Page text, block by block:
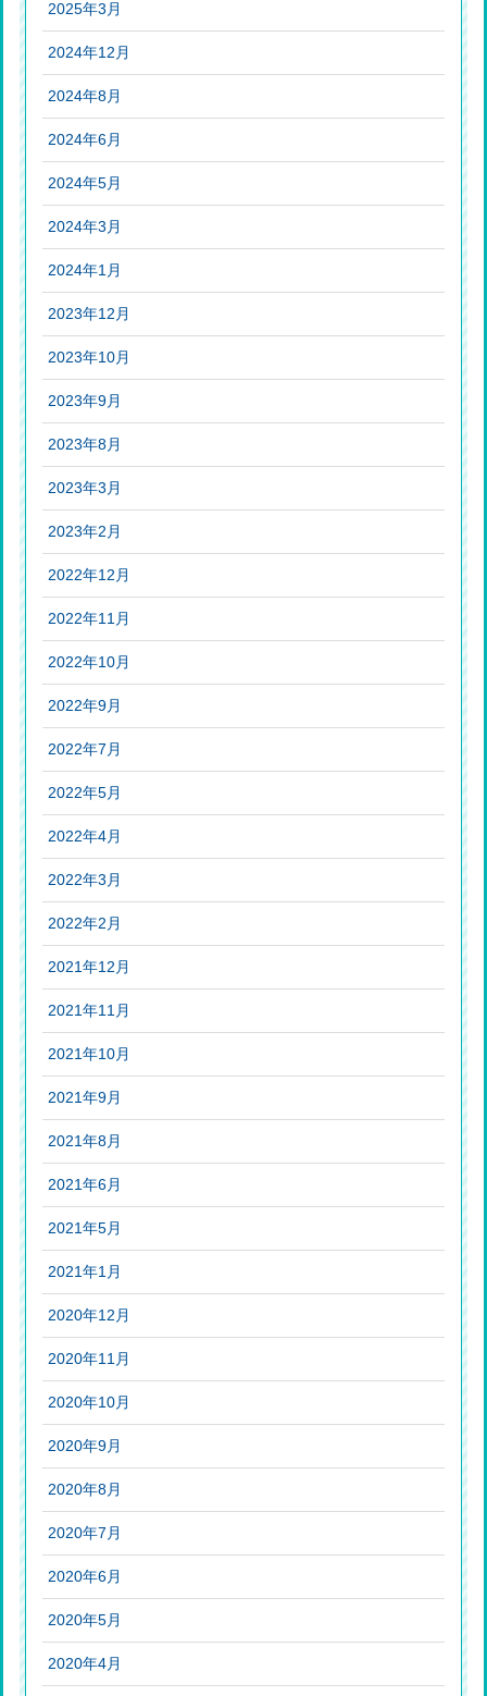
2025年3月
2024年12月
2024年8月
2024年6月
2024年5月
2024年3月
2024年1月
2023年12月
2023年10月
2023年9月
2023年8月
2023年3月
2023年2月
2022年12月
2022年11月
2022年10月
2022年9月
2022年7月
2022年5月
2022年4月
2022年3月
2022年2月
2021年12月
2021年11月
2021年10月
2021年9月
2021年8月
2021年6月
2021年5月
2021年1月
2020年12月
2020年11月
2020年10月
2020年9月
2020年8月
2020年7月
2020年6月
2020年5月
2020年4月